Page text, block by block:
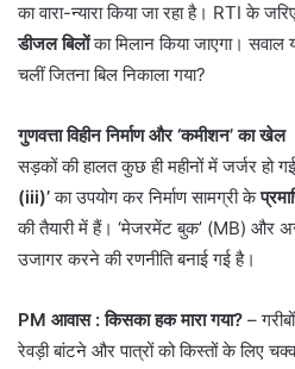
का वारा-न्यारा किया जा रहा है। RTI के
डीजल बिलोंका मिलान किया जाएगा। सवाल
चलीं जितना बिल निकाला गया?
गुणवत्ता विहीन निर्माण और ‘कमीशन’ का खेल:
सड़कों की हालत कुछ ही महीनों में जर्जर हो
(iii)’का उपयोग कर निर्माण सामग्री के
की तैयारी में हैं। ‘मेजरमेंट बुक’ (MB) और
उजागर करने की रणनीति बनाई गई है।
PM आवास : किसका हक मारा गया? –
रेवड़ी बांटने और पात्रों को किस्तों के लिए